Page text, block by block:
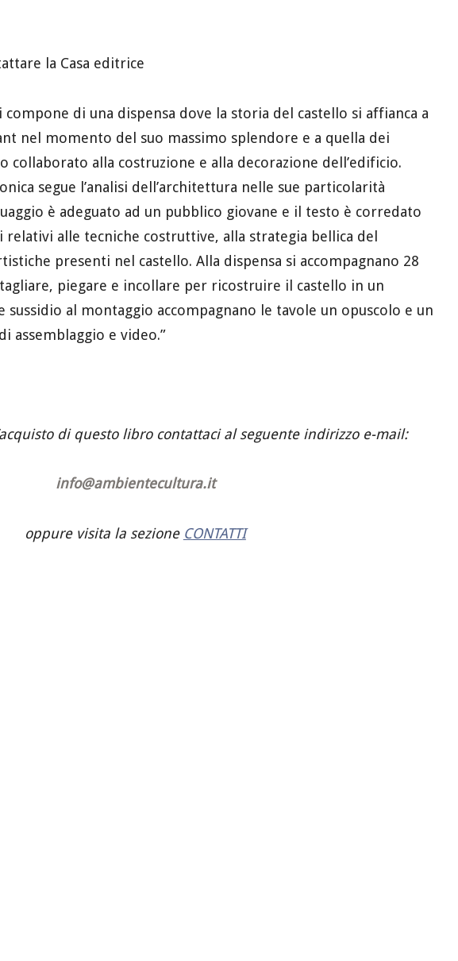
la Casa editrice
compone di una dispensa dove la storia del castello si affianca a
nel momento del suo massimo splendore e a quella dei
collaborato alla costruzione e alla decorazione dell’edificio.
segue l’analisi dell’architettura nelle sue particolarità
è adeguato ad un pubblico giovane e il testo è corredato
relativi alle tecniche costruttive, alla strategia bellica del
presenti nel castello. Alla dispensa si accompagnano 28
piegare e incollare per ricostruire il castello in un
sussidio al montaggio accompagnano le tavole un opuscolo e un
assemblaggio e video.”
di questo libro contattaci al seguente indirizzo e-mail:
info@ambientecultura.it
oppure visita la sezione CONTATTI